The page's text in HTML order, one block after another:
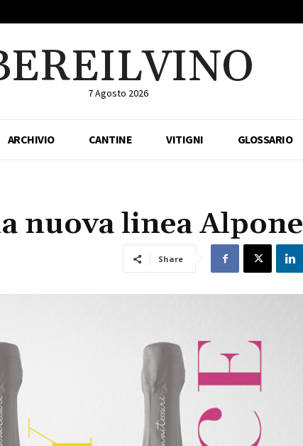
7 Agosto 2026
ARCHIVIO CANTINE VITIGNI GLOSSARIO
nuova linea Alpone
Share